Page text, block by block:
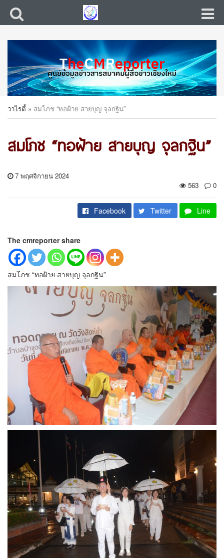
วาไรตี้ » สมโภช “ทอฝ้าย สายบุญ จุลกฐิน”
สมโภช “ทอฝ้าย สายบุญ จุลกฐิน”
7 พฤศจิกายน 2024
563
0
Facebook Twitter Line
The cmreporter share
สมโภช “ทอฝ้าย สายบุญ จุลกฐิน”